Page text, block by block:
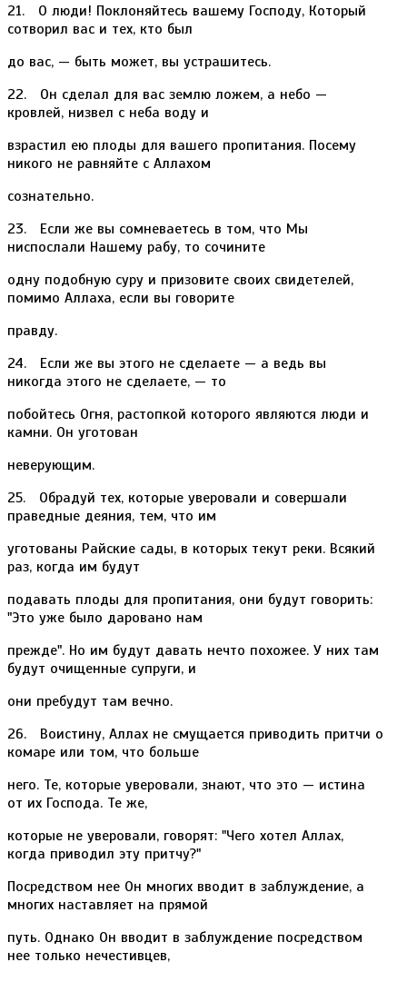
21. О люди! Поклоняйтесь вашему Господу, Который
сотворил вас и тех, кто был
до вас, — быть может, вы устрашитесь.
22. Он сделал для вас землю ложем, а небо —
кровлей, низвел с неба воду и
взрастил ею плоды для вашего пропитания. Посему
никого не равняйте с Аллахом
сознательно.
23. Если же вы сомневаетесь в том, что Мы
ниспослали Нашему рабу, то сочините
одну подобную суру и призовите своих свидетелей,
помимо Аллаха, если вы говорите
правду.
24. Если же вы этого не сделаете — а ведь вы
никогда этого не сделаете, — то
побойтесь Огня, растопкой которого являются люди и
камни. Он уготован
неверующим.
25. Обрадуй тех, которые уверовали и совершали
праведные деяния, тем, что им
уготованы Райские сады, в которых текут реки. Всякий
раз, когда им будут
подавать плоды для пропитания, они будут говорить:
"Это уже было даровано нам
прежде". Но им будут давать нечто похожее. У них там
будут очищенные супруги, и
они пребудут там вечно.
26. Воистину, Аллах не смущается приводить притчи о
комаре или том, что больше
него. Те, которые уверовали, знают, что это — истина
от их Господа. Те же,
которые не уверовали, говорят: "Чего хотел Аллах,
когда приводил эту притчу?"
Посредством нее Он многих вводит в заблуждение, а
многих наставляет на прямой
путь. Однако Он вводит в заблуждение посредством
нее только нечестивцев,